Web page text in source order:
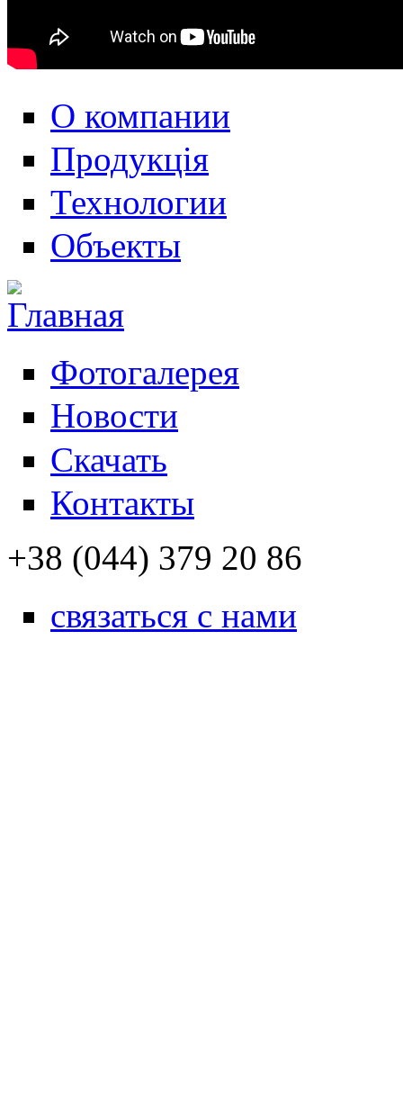
О компании
Продукція
Технологии
Объекты
Фотогалерея
Новости
Скачать
Контакты
+38 (044) 379 20 86
связаться с нами